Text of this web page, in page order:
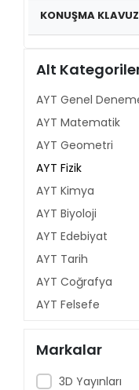
KONUŞMA
Alt
AYT Genel
AYT Matematik
AYT Geometri
AYT Fizik
AYT Kimya
AYT Biyoloji
AYT Edebiyat
AYT Tarih
AYT Coğrafya
AYT Felsefe
AYT Fen Bilimleri
AYT Sosyal Bilimler
Markalar
3D Yayınları